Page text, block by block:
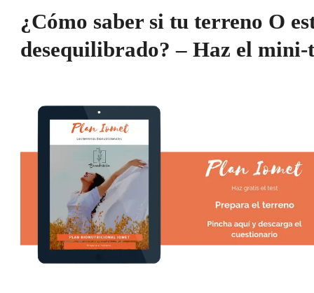
¿Cómo saber si tu terreno O
desequilibrado? – Haz el mini-